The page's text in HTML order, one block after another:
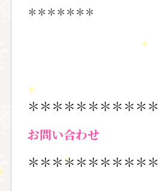
＊＊＊＊＊＊＊
＊＊＊＊＊＊＊＊＊＊＊
お問い合わせ
＊＊＊＊＊＊＊＊＊＊＊